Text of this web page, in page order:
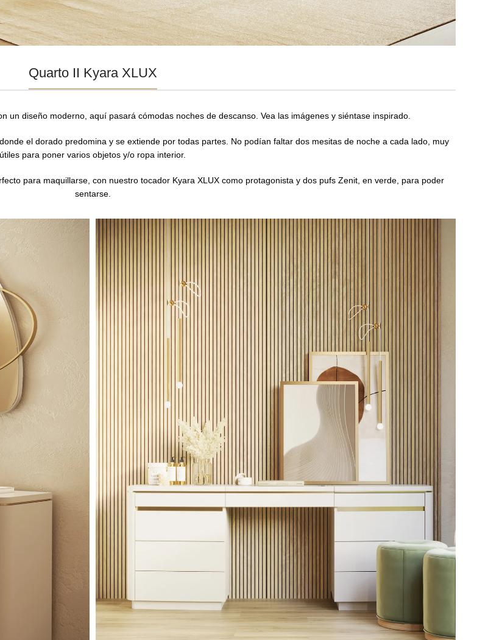
Quarto II Kyara XLUX
un diseño moderno, aquí pasará cómodas noches de descanso. Vea las imágenes y siéntase inspirado.
el dorado predomina y se extiende por todas partes. No podían faltar dos mesitas de noche a cada lado, muy
útiles para poner varios objetos y/o ropa interior.
para maquillarse, con nuestro tocador Kyara XLUX como protagonista y dos pufs Zenit, en verde, para poder
sentarse.